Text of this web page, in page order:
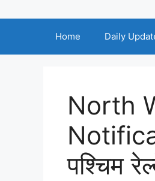
Home Daily
North
पश्चिम